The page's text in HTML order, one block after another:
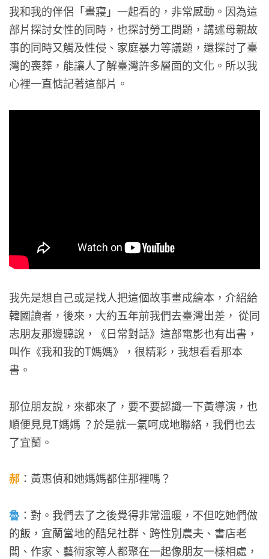
我和我的伴侶「晝寢」一起看的，非常感動。因為這
部片探討女性的同時，也探討勞工問題，講述母親故
事的同時又觸及性侵、家庭暴力等議題，還探討了臺
灣的喪葬，能讓人了解臺灣許多層面的文化。所以我
心裡一直惦記著這部片。
我先是想自己或是找人把這個故事畫成繪本，介紹給
韓國讀者，後來，大約五年前我們去臺灣出差， 從同
志朋友那邊聽說，《日常對話》這部電影也有出書，
叫作《我和我的T媽媽》，很精彩，我想看看那本
書。
那位朋友說，來都來了，要不要認識一下黃導演，也
順便見見T媽媽 ？於是就一氣呵成地聯絡，我們也去
了宜蘭。
郝 ：黃惠偵和她媽媽都住那裡嗎？
魯 ：對。我們去了之後覺得非常溫暖，不但吃她們做
的飯，宜蘭當地的酷兒社群、跨性別農夫、書店老
闆、作家、藝術家等人都聚在一起像朋友一樣相處，